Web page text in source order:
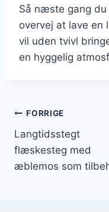
Så næste gang
overvej at lave
vil uden tvivl
en hyggelig
FORRIGE
Langtidsstegt
flæskesteg med
æblemos som